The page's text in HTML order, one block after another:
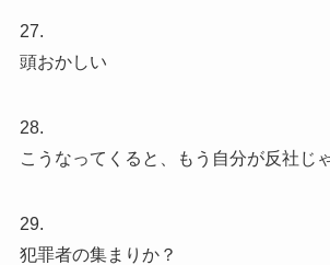
27.
頭おかしい
28.
こうなってくると、もう自分が反社じ
29.
犯罪者の集まりか？